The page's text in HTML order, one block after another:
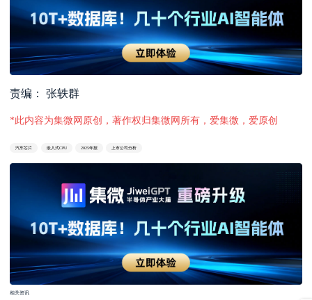
责编： 张轶群
*此内容为集微网原创，著作权归集微网所有，爱集微，爱原创
汽车芯片 嵌入式CPU 2025年报 上市公司分析
相关资讯